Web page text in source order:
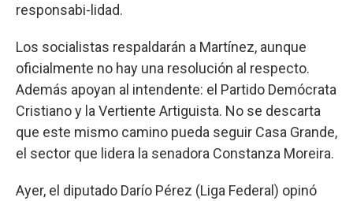
responsabi-lidad.
Los socialistas respaldarán a Martínez, aunque
oficialmente no hay una resolución al respecto.
Además apoyan al intendente: el Partido Demócrata
Cristiano y la Vertiente Artiguista. No se descarta
que este mismo camino pueda seguir Casa Grande,
el sector que lidera la senadora Constanza Moreira.
Ayer, el diputado Darío Pérez (Liga Federal) opinó